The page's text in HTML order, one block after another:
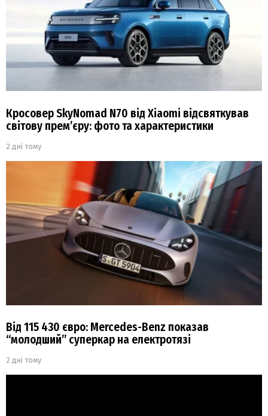
Кросовер SkyNomad N70 від Xiaomi відсвяткував
світову прем’єру: фото та характеристики
2 дні тому
Від 115 430 євро: Mercedes-Benz показав
“молодший” суперкар на електротязі
2 дні тому